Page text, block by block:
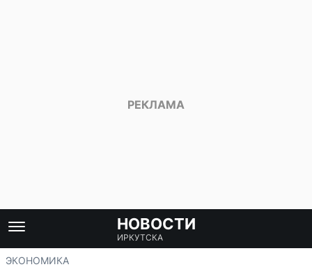
НОВОСТИ
ИРКУТСКА
ЭКОНОМИКА